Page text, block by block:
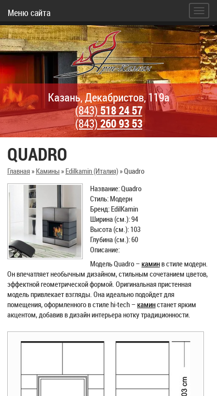
Меню сайта
Казань, Декабристов, 119а
(843)518 24 57
(843)260 93 53
QUADRO
Главная» Камины» Edilkamin (Италия)»Quadro
Название: Quadro
Стиль: Модерн
Бренд: EdilKamin
Ширина (см.): 94
Высота (см.): 103
Глубина (см.): 60
Описание:
Модель Quadro – камин в стиле модерн.
Он впечатляет необычным дизайном, стильным сочетанием цветов,
эффектной геометрической формой. Оригинальная пристенная
модель привлекает взгляды. Она идеально подойдет для
помещения, оформленного в стиле hi-tech – каминстанет ярким
акцентом, добавив в дизайн интерьера нотку традиционности.